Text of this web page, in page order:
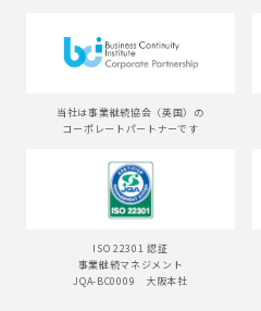
当社は事業継続協会（英国）の
コーポレートパートナーです
ISO 22301 認証
事業継続マネジメント
JQA-BC0009 大阪本社